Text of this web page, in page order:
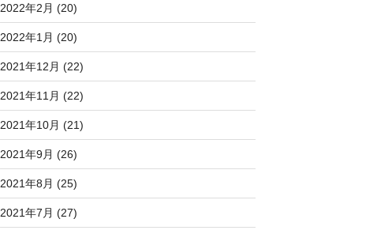
2022年2月 (20)
2022年1月 (20)
2021年12月 (22)
2021年11月 (22)
2021年10月 (21)
2021年9月 (26)
2021年8月 (25)
2021年7月 (27)